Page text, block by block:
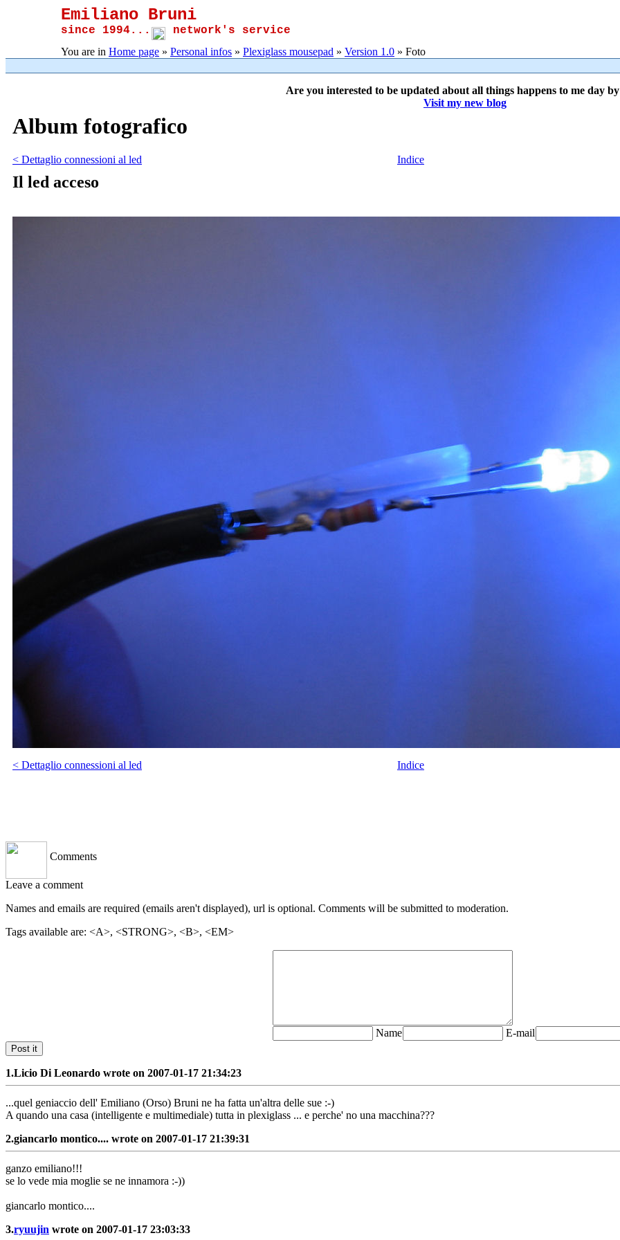
Emiliano Bruni
since 1994... network's service
You are in Home page » Personal infos » Plexiglass mousepad » Version 1.0 » Foto
Are you interested to be updated about all things happens to me day
Visit my new blog
Album fotografico
< Dettaglio connessioni al led Indice
Il led acceso
< Dettaglio connessioni al led
Indice
Comments
Leave a comment
Names and emails are required (emails aren't displayed), url is optional. Comments will be submitted to moderation.
Tags available are: <A>, <STRONG>, <B>, <EM>
Name E-mail
Post it
1.Licio Di Leonardo wrote on 2007-01-17 21:34:23
...quel geniaccio dell' Emiliano (Orso) Bruni ne ha fatta un'altra delle sue :-)
A quando una casa (intelligente e multimediale) tutta in plexiglass ... e perche' no una macchina???
2.giancarlo montico.... wrote on 2007-01-17 21:39:31
ganzo emiliano!!!
se lo vede mia moglie se ne innamora :-))
giancarlo montico....
3.ryuujin wrote on 2007-01-17 23:03:33